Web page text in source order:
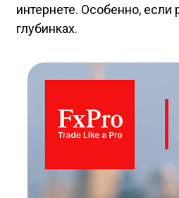
интернете. Особенно, если
глубинках.